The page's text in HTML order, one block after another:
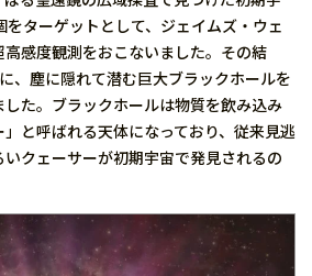
ターゲットとして、ジェイムズ・ウェ
感度観測をおこないました。その結
、塵に隠れて潜む巨大ブラックホールを
た。ブラックホールは物質を飲み込み
と呼ばれる天体になっており、従来見逃
クェーサーが初期宇宙で発見されるの